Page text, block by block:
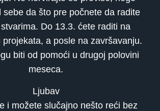
sebe da što pre počnete da radite
Do 13.3. ćete raditi na
projekata, a posle na završavanju.
biti od pomoći u drugoj polovini
meseca.
Ljubav
i možete slučajno nešto reći bez